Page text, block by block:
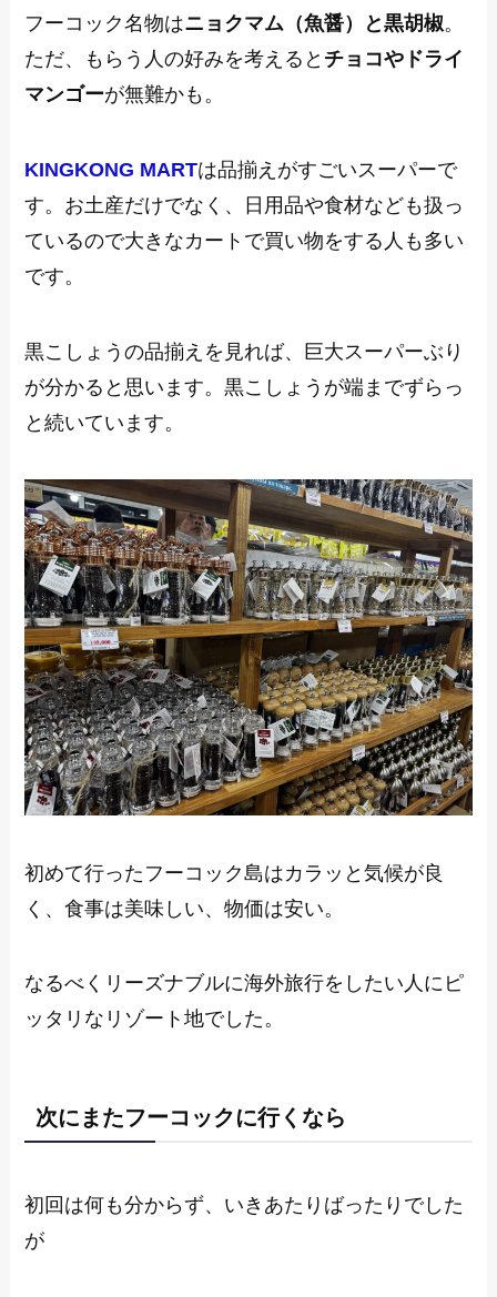
フーコック名物はニョクマム（魚醤）と黒胡椒。
ただ、もらう人の好みを考えると チョコやドライ
マンゴーが無難かも。
KINGKONG MARTは品揃えがすごいスーパーで
す。お土産だけでなく、日用品や食材なども扱っ
ているので大きなカートで買い物をする人も多い
です。
黒こしょうの品揃えを見れば、巨大スーパーぶり
が分かると思います。黒こしょうが端までずらっ
と続いています。
初めて行ったフーコック島はカラッと気候が良
く、食事は美味しい、物価は安い。
なるべくリーズナブルに海外旅行をしたい人にピ
ッタリなリゾート地でした。
次にまたフーコックに行くなら
初回は何も分からず、いきあたりばったりでした
が